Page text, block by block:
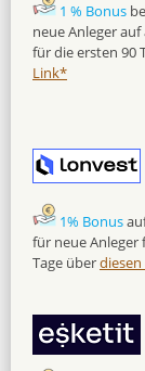
1 % Bonus
neue Anleger
für die ersten 90
Link*
1% Bonus
für neue Anleger
Tage über